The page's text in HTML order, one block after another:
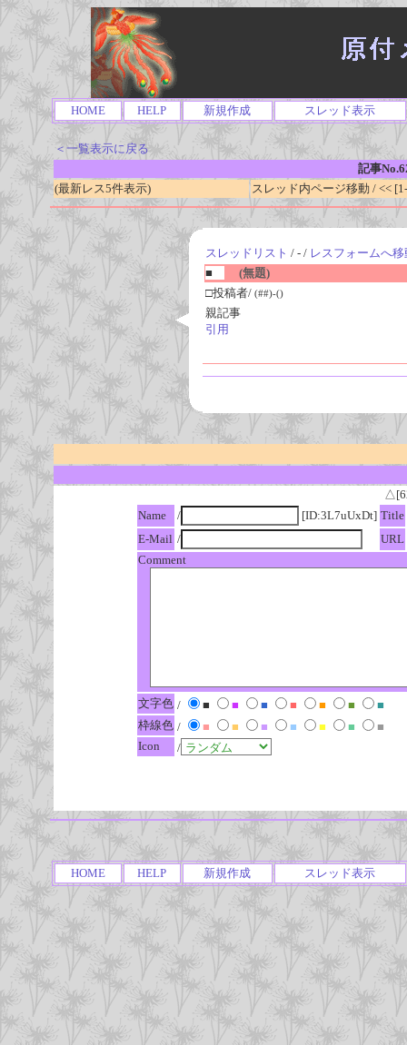
HOME HELP 新規作成 スレッド表示
＜一覧表示に戻る
記事
(最新レス5件表示)
スレッド内ページ移動 / <<
スレッドリスト / - / レスフォームへ移
■
(無題)
□投稿者/ (##)-()
親記事
引用
Name
/ [ID:3L7uUxDt] Title
E-Mail /
URL
Comment
文字色 / ■ ■ ■ ■ ■ ■
■
枠線色 / ■ ■ ■ ■ ■ ■
■
Icon
/
HOME HELP 新規作成 スレッド表示